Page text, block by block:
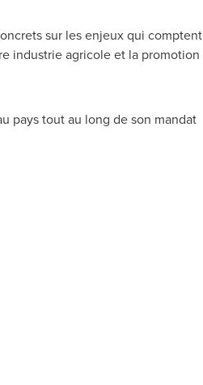
sur les enjeux qui comptent
industrie agricole et la promotion
pays tout au long de son mandat